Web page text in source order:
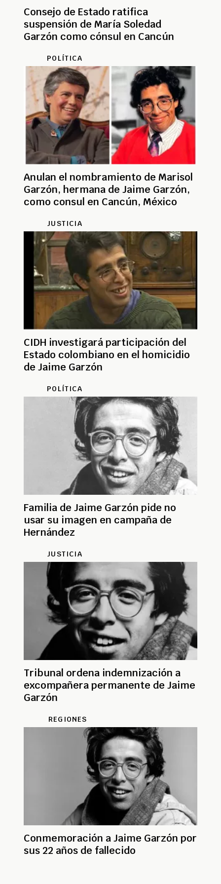
Consejo de Estado ratifica
suspensión de María Soledad
Garzón como cónsul en Cancún
POLÍTICA
Anulan el nombramiento de Marisol
Garzón, hermana de Jaime Garzón,
como consul en Cancún, México
JUSTICIA
CIDH investigará participación del
Estado colombiano en el homicidio
de Jaime Garzón
POLÍTICA
Familia de Jaime Garzón pide no
usar su imagen en campaña de
Hernández
JUSTICIA
Tribunal ordena indemnización a
excompañera permanente de Jaime
Garzón
REGIONES
Conmemoración a Jaime Garzón por
sus 22 años de fallecido